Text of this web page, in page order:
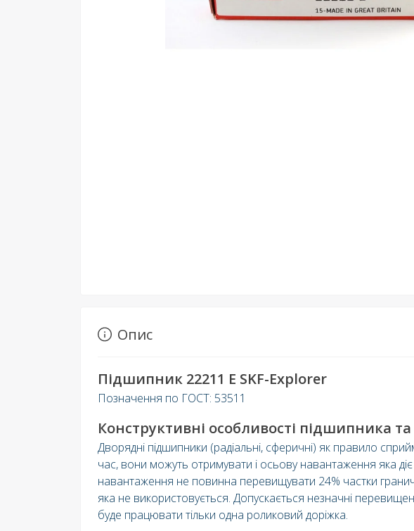
Опис
Підшипник 22211 E SKF-Explorer
Позначення по ГОСТ: 53511
Конструктивні особливості підшипника
Дворядні підшипники (радіальні, сферичні) як правило
час, вони можуть отримувати і осьову навантаження яка
навантаження не повинна перевищувати 24% частки
яка не використовується. Допускається незначні
буде працювати тільки одна роликовий доріжка.